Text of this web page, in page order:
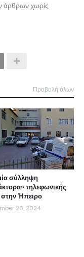
άρθρων χωρίς
Προβολή όλων
σύλληψη
τηλεφωνικής
Ήπειρο
26, 2024